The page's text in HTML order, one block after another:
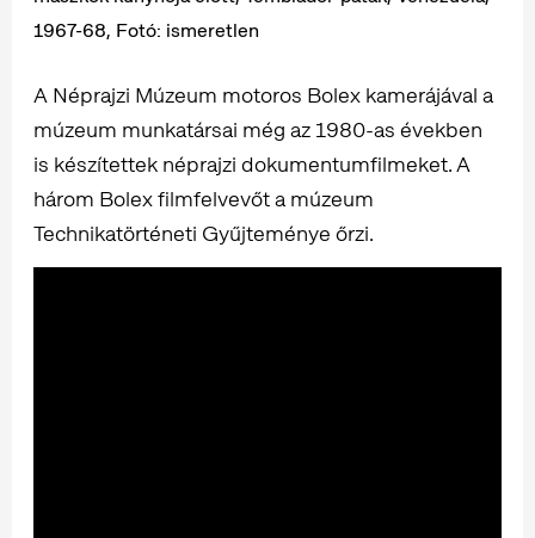
1967-68, Fotó: ismeretlen
A Néprajzi Múzeum motoros Bolex kamerájával a
múzeum munkatársai még az 1980-as években
is készítettek néprajzi dokumentumfilmeket. A
három Bolex filmfelvevőt a múzeum
Technikatörténeti Gyűjteménye őrzi.